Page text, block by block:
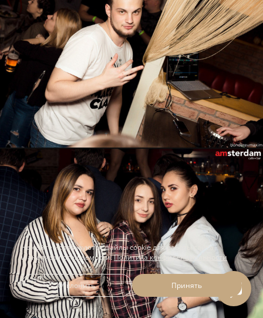
На сайте используются файлы cookie для работы сайта
и анализа посещаемости.Политика конфиденциальности
Отклонить Принять